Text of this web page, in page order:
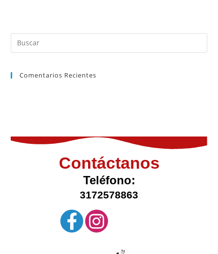
Comentarios Recientes
Contáctanos
Teléfono:
3172578863